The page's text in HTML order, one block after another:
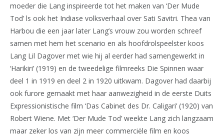
moeder die Lang inspireerde tot het maken van ‘Der Mude
Tod’ ls ook het Indiase volksverhaal over Sati Savitri. Thea van
Harbou die een jaar later Lang’s vrouw zou worden schreef
samen met hem het scenario en als hoofdrolspeelster koos
Lang Lil Dagover met wie hij al eerder had samengewerkt in
‘Harikiri’ (1919) en de tweedelige filmreeks Die Spinnen waar
deel 1 in 1919 en deel 2 in 1920 uitkwam. Dagover had daarbij
ook furore gemaakt met haar aanwezigheid in de eerste Duits
Expressionistische film ‘Das Cabinet des Dr. Caligari’ (1920) van
Robert Wiene. Met ‘Der Mude Tod’ weekte Lang zich langzaam
maar zeker los van zijn meer commerciële film en koos